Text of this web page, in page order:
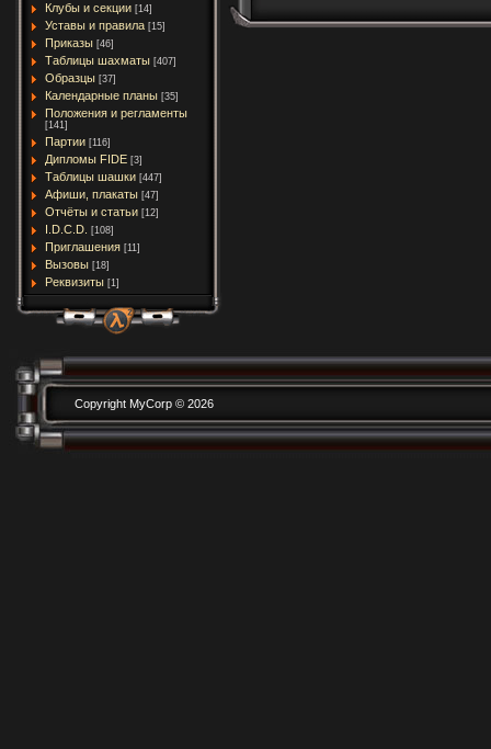
Клубы и секции [14]
Уставы и правила [15]
Приказы [46]
Таблицы шахматы [407]
Образцы [37]
Календарные планы [35]
Положения и регламенты
[141]
Партии [116]
Дипломы FIDE [3]
Таблицы шашки [447]
Афиши, плакаты [47]
Отчёты и статьи [12]
I.D.C.D. [108]
Приглашения [11]
Вызовы [18]
Реквизиты [1]
Copyright MyCorp © 2026